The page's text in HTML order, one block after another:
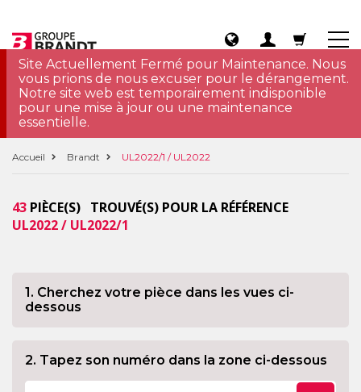
Site Actuellement Fermé pour Maintenance. Nous
vous prions de nous excuser pour le dérangement.
Notre site web est temporairement indisponible
pour une mise à jour ou une maintenance
essentielle.
Accueil Brandt UL2022/1 / UL2022
43 PIÈCE(S) TROUVÉ(S) POUR LA RÉFÉRENCE
UL2022 / UL2022/1
1. Cherchez votre pièce dans les vues ci-
dessous
2. Tapez son numéro dans la zone ci-dessous